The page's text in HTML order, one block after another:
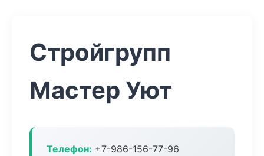
Стройгрупп
Мастер Уют
Телефон: +7-986-156-77-96